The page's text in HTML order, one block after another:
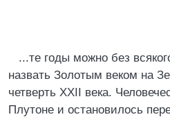
...те годы можно без
назвать Золотым веком на
четверть XXII века.
Плутоне и остановилось